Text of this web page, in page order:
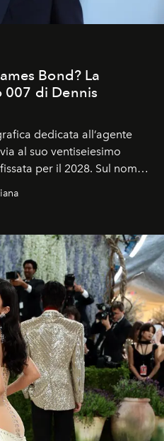
Bond? La
007 di Dennis
dedicata all’agente
al suo ventiseiesimo
per il 2028. Sul nome
l’eredità di Daniel
assoluto riserbo.